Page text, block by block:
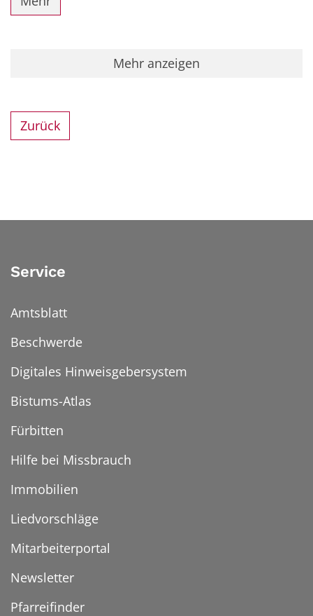
Mehr anzeigen
Zurück
Service
Amtsblatt
Beschwerde
Digitales Hinweisgebersystem
Bistums-Atlas
Fürbitten
Hilfe bei Missbrauch
Immobilien
Liedvorschläge
Mitarbeiterportal
Newsletter
Pfarreifinder